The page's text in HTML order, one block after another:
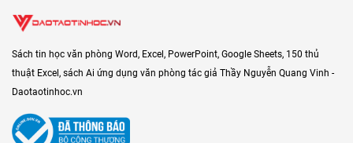
Sách tin học văn phòng Word, Excel, PowerPoint, Google Sheets, 150 thủ
thuật Excel, sách Ai ứng dụng văn phòng tác giả Thầy Nguyễn Quang Vinh -
Daotaotinhoc.vn